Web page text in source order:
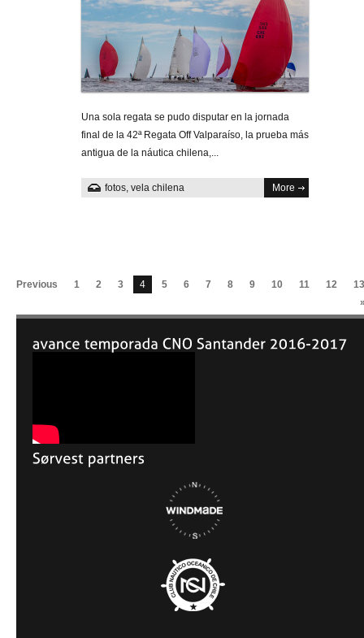
Una sola regata se pudo disputar en la jornada
final de la 42ª Regata Off Valparaíso, la prueba más
antigua de la náutica chilena,...
fotos, vela chilena More
Previous 1 2 3 4 5 6 7 8 9 10 11 12
13